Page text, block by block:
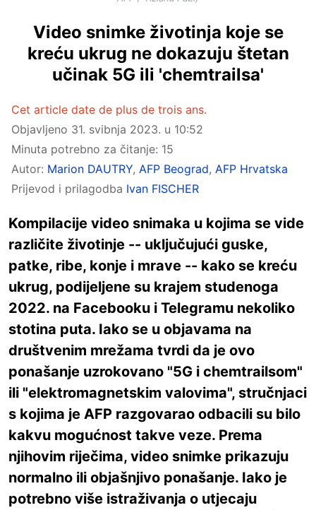
Video snimke životinja koje se
kreću ukrug ne dokazuju štetan
učinak 5G ili 'chemtrailsa'
Cet article date de plus de trois ans.
Objavljeno 31. svibnja 2023. u 10:52
Minuta potrebno za čitanje: 15
Autor: Marion DAUTRY, AFP Beograd, AFP Hrvatska
Prijevod i prilagodba Ivan FISCHER
Kompilacije video snimaka u kojima se vide
različite životinje -- uključujući guske,
patke, ribe, konje i mrave -- kako se kreću
ukrug, podijeljene su krajem studenoga
2022. na Facebooku i Telegramu nekoliko
stotina puta. Iako se u objavama na
društvenim mrežama tvrdi da je ovo
ponašanje uzrokovano "5G i chemtrailsom"
ili "elektromagnetskim valovima", stručnjaci
s kojima je AFP razgovarao odbacili su bilo
kakvu mogućnost takve veze. Prema
njihovim riječima, video snimke prikazuju
normalno ili objašnjivo ponašanje. Iako je
potrebno više istraživanja o utjecaju